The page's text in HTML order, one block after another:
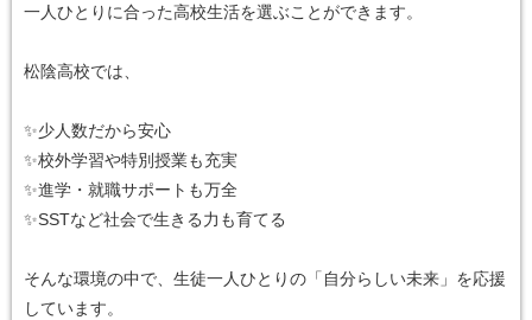
一人ひとりに合った高校生活を選ぶことができます。
松陰高校では、
✨少人数だから安心
✨校外学習や特別授業も充実
✨進学・就職サポートも万全
✨SSTなど社会で生きる力も育てる
そんな環境の中で、生徒一人ひとりの「自分らしい未来」を応援
しています。